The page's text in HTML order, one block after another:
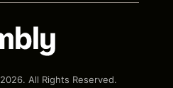
2026. All Rights Reserved.